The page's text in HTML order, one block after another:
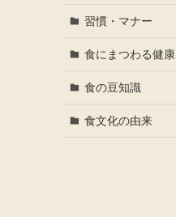
習慣・マナー
食にまつわる健康
食の豆知識
食文化の由来